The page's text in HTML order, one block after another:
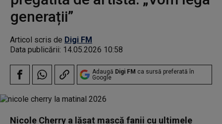
generații”
Articol scris de Digi FM
Data publicării: 14.05.2026 10:58
Adaugă Digi FM ca sursă preferată în
Google
Nicole Cherry a lăsat mască fanii cu ultimele